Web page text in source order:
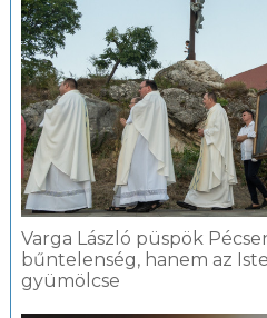
Varga László püspök
bűntelenség, hanem az
gyümölcse